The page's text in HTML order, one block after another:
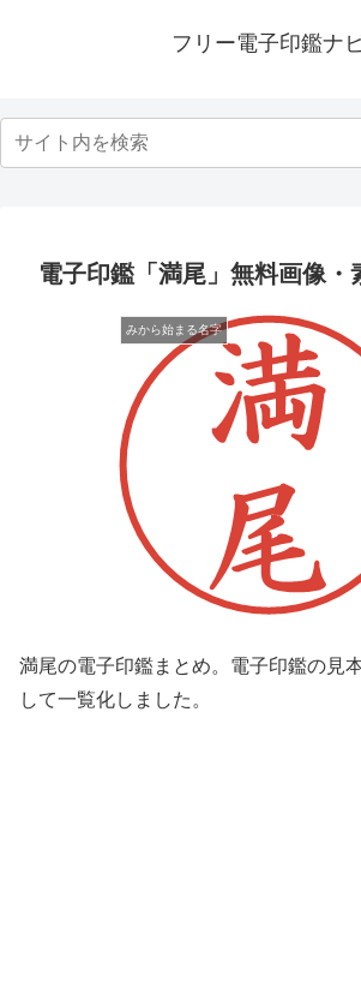
フリー電子印鑑ナ
電子印鑑「満尾」無料画像・
みから始まる名字
満尾の電子印鑑まとめ。電子印鑑の見
して一覧化しました。